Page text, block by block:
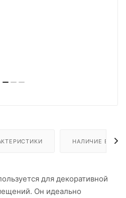
НАЛИЧИЕ В
для декоративной
Он идеально